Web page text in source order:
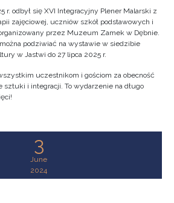
r. odbył się XVI Integracyjny Plener Malarski z
zajęciowej, uczniów szkół podstawowych i
przez Muzeum Zamek w Dębnie.
podziwiać na wystawie w siedzibie
w Jastwi do 27 lipca 2025 r.
uczestnikom i gościom za obecność
sztuki i integracji. To wydarzenie na długo
3
June
2024